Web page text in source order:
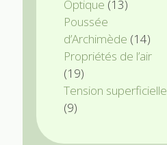
Optique (13)
Poussée
d’Archimède (14)
Propriétés de l’air
(19)
Tension superficielle
(9)